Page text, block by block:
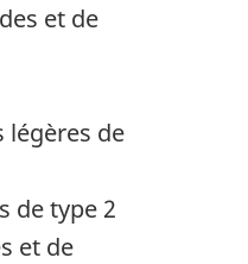
et de
légères de
de type 2
et de